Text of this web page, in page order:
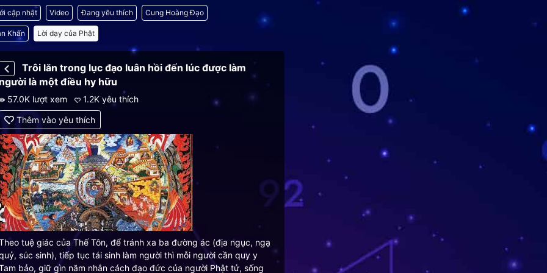
cập nhật Video Đang yêu thích Cung Hoàng Đạo
Khấn Lời dạy của Phật
Trôi lăn trong lục đạo luân hồi đến lúc được làm
là một điều hy hữu
57.0K lượt xem
1.2K yêu thích
Thêm vào yêu thích
tuệ giác của Thế Tôn, để tránh xa ba đường ác (địa ngục, ngạ
súc sinh), tiếp tục tái sinh làm người thì mỗi người cần quy y
bảo, giữ gìn năm nhân cách đạo đức của người Phật tử, sống